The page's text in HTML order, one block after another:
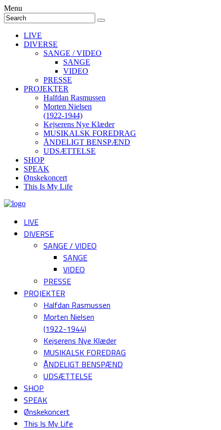
Menu
LIVE
DIVERSE
SANGE / VIDEO
SANGE
VIDEO
PRESSE
PROJEKTER
Halfdan Rasmussen
Morten Nielsen
(1922-1944)
Kejserens Nye Klæder
MUSIKALSK FOREDRAG
ÅNDELIGT BENSPÆND
UDSÆTTELSE
SHOP
SPEAK
Ønskekoncert
This Is My Life
LIVE
DIVERSE
SANGE / VIDEO
SANGE
VIDEO
PRESSE
PROJEKTER
Halfdan Rasmussen
Morten Nielsen
(1922-1944)
Kejserens Nye Klæder
MUSIKALSK FOREDRAG
ÅNDELIGT BENSPÆND
UDSÆTTELSE
SHOP
SPEAK
Ønskekoncert
This Is My Life